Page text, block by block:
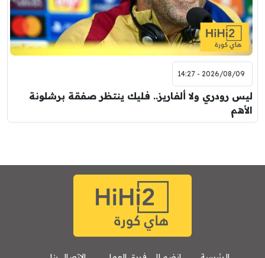
2026/08/09 - 14:27
ليس رودري ولا ألفاريز.. فليك ينتظر صفقة برشلونة
الأهم